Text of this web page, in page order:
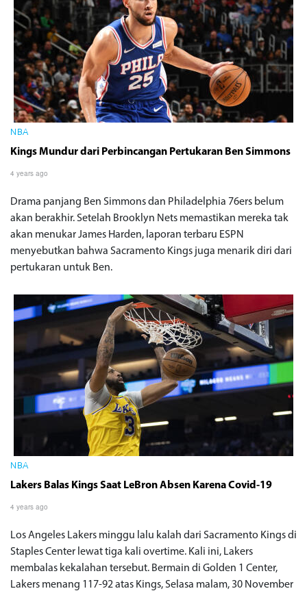
NBA
Kings Mundur dari Perbincangan Pertukaran Ben Simmons
4 years ago
Drama panjang Ben Simmons dan Philadelphia 76ers belum
akan berakhir. Setelah Brooklyn Nets memastikan mereka tak
akan menukar James Harden, laporan terbaru ESPN
menyebutkan bahwa Sacramento Kings juga menarik diri dari
pertukaran untuk Ben.
NBA
Lakers Balas Kings Saat LeBron Absen Karena Covid-19
4 years ago
Los Angeles Lakers minggu lalu kalah dari Sacramento Kings di
Staples Center lewat tiga kali overtime. Kali ini, Lakers
membalas kekalahan tersebut. Bermain di Golden 1 Center,
Lakers menang 117-92 atas Kings, Selasa malam, 30 November